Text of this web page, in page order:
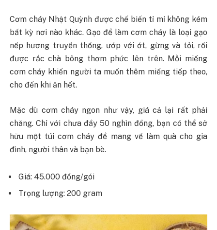
Cơm cháy Nhật Quỳnh được chế biến tỉ mỉ không kém
bất kỳ nơi nào khác. Gạo để làm cơm cháy là loại gạo
nếp hương truyền thống, ướp với ớt, gừng và tỏi, rồi
được rắc chà bông thơm phức lên trên. Mỗi miếng
cơm cháy khiến người ta muốn thêm miếng tiếp theo,
cho đến khi ăn hết.
Mặc dù cơm cháy ngon như vậy, giá cả lại rất phải
chăng. Chỉ với chưa đầy 50 nghìn đồng, bạn có thể sở
hữu một túi cơm cháy để mang về làm quà cho gia
đình, người thân và bạn bè.
Giá: 45.000 đồng/gói
Trọng lượng: 200 gram